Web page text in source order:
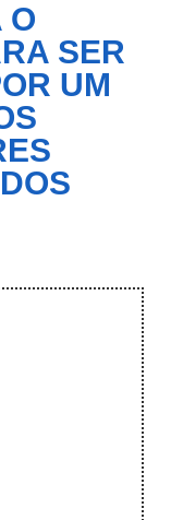
O
SER
UM